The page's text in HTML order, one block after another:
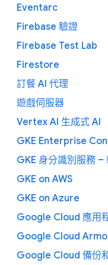
Eventarc
Firebase 驗證
Firebase Test Lab
Firestore
訂餐 AI 代理
遊戲伺服器
Vertex AI 生成式 AI
GKE Enterprise
GKE 身分識別服務 –
GKE on AWS
GKE on Azure
Google Cloud 應用
Google Cloud
Google Cloud 備份